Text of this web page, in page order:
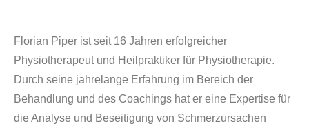
Florian Piper ist seit 16 Jahren erfolgreicher
Physiotherapeut und Heilpraktiker für Physiotherapie.
Durch seine jahrelange Erfahrung im Bereich der
Behandlung und des Coachings hat er eine Expertise für
die Analyse und Beseitigung von Schmerzursachen